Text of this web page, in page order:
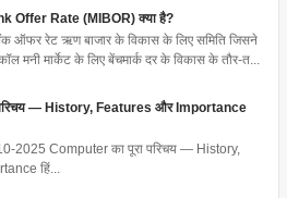
Offer Rate (MIBOR) क्या है?
ऑफर रेट ऋण बाजार के विकास के लिए समिति जिसने
मनी मार्केट के लिए बेंचमार्क दर के विकास के तौर-त...
— History, Features और Importance
2025 Computer का पूरा परिचय — History,
हिं...